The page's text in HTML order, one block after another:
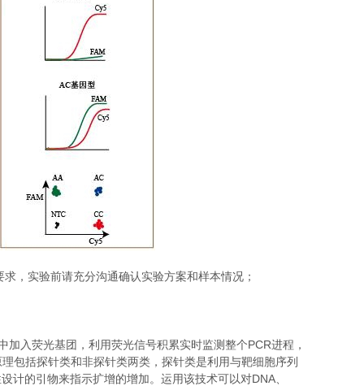
，实验前请充分沟通确认实验方案和样本情况；
加入荧光基团，利用荧光信号积累实时监测整个PCR进程，
包括探针类和非探针类两类，探针类是利用与靶细胞序列
计的引物来指示扩增的增加。运用该技术可以对DNA、